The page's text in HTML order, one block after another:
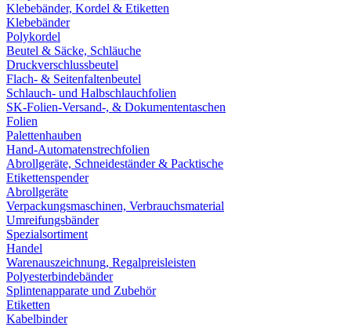
Klebebänder, Kordel & Etiketten
Klebebänder
Polykordel
Beutel & Säcke, Schläuche
Druckverschlussbeutel
Flach- & Seitenfaltenbeutel
Schlauch- und Halbschlauchfolien
SK-Folien-Versand-, & Dokumententaschen
Folien
Palettenhauben
Hand-Automatenstrechfolien
Abrollgeräte, Schneideständer & Packtische
Etikettenspender
Abrollgeräte
Verpackungsmaschinen, Verbrauchsmaterial
Umreifungsbänder
Spezialsortiment
Handel
Warenauszeichnung, Regalpreisleisten
Polyesterbindebänder
Splintenapparate und Zubehör
Etiketten
Kabelbinder